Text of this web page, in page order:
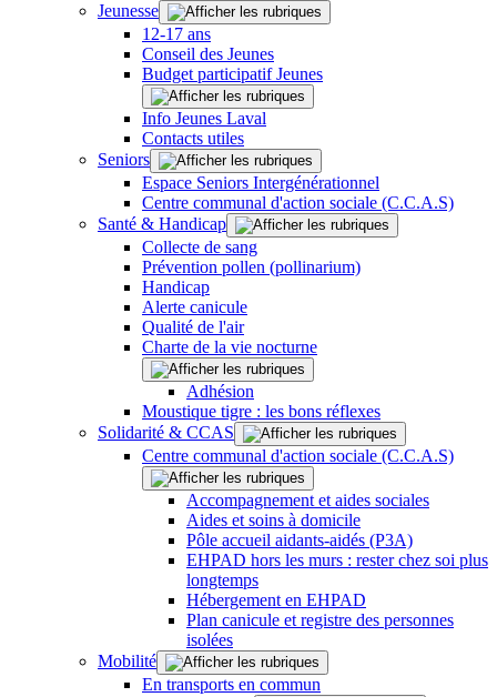
Jeunesse
12-17 ans
Conseil des Jeunes
Budget participatif Jeunes
Info Jeunes Laval
Contacts utiles
Seniors
Espace Seniors Intergénérationnel
Centre communal d'action sociale (C.C.A.S)
Santé & Handicap
Collecte de sang
Prévention pollen (pollinarium)
Handicap
Alerte canicule
Qualité de l'air
Charte de la vie nocturne
Adhésion
Moustique tigre : les bons réflexes
Solidarité & CCAS
Centre communal d'action sociale (C.C.A.S)
Accompagnement et aides sociales
Aides et soins à domicile
Pôle accueil aidants-aidés (P3A)
EHPAD hors les murs : rester chez soi plus
longtemps
Hébergement en EHPAD
Plan canicule et registre des personnes
isolées
Mobilité
En transports en commun